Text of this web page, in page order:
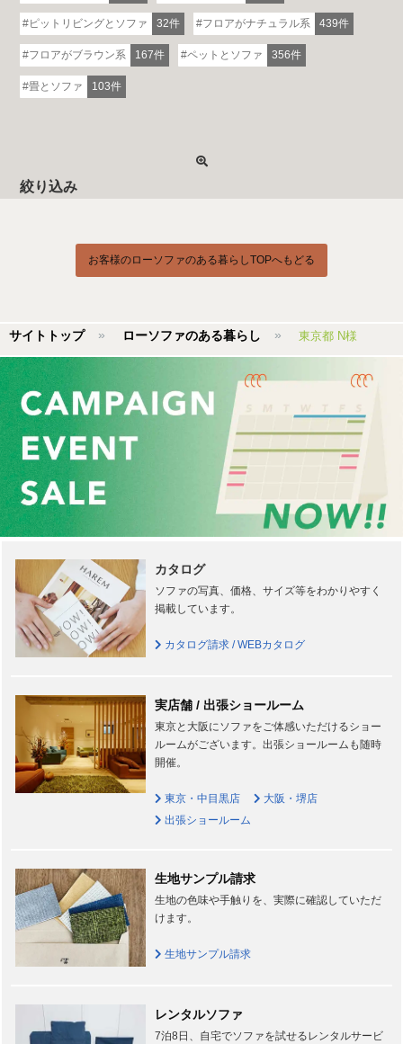
ピットリビングとソファ 32件 フロアがナチュラル系 439件
フロアがブラウン系 167件 ペットとソファ 356件
畳とソファ 103件
絞り込み
お客様のローソファのある暮らしTOPへもどる
サイトトップ ローソファのある暮らし 東京都 N様
カタログ
ソファの写真、価格、サイズ等をわかりやすく
掲載しています。
カタログ請求 / WEBカタログ
実店舗 / 出張ショールーム
東京と大阪にソファをご体感いただけるショー
ルームがございます。出張ショールームも随時
開催。
東京・中目黒店
大阪・堺店
出張ショールーム
生地サンプル請求
生地の色味や手触りを、実際に確認していただ
けます。
生地サンプル請求
レンタルソファ
7泊8日、自宅でソファを試せるレンタルサービ